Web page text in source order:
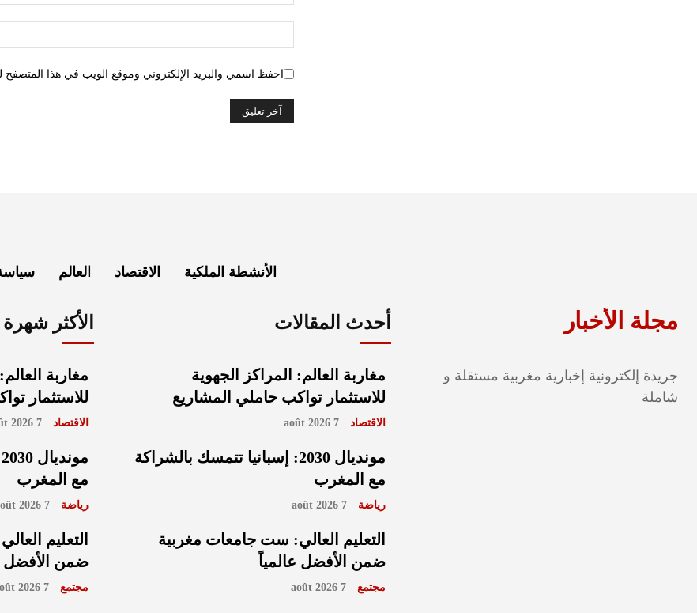
احفظ اسمي والبريد الإلكتروني وموقع الويب في هذا المتصفح
العالم الاقتصاد الأنشطة الملكية
الأكثر شهرة
مغاربة
للاستثمار
الاقتصاد 7 août 2026
مع المغرب
رياضة 7 août 2026
التعليم
ضمن الأفضل
مجتمع 7 août 2026
أحدث المقالات
مغاربة العالم: المراكز الجهوية
للاستثمار تواكب حاملي المشاريع
الاقتصاد 7 août 2026
مونديال 2030: إسبانيا تتمسك بالشراكة
مع المغرب
رياضة 7 août 2026
التعليم العالي: ست جامعات مغربية
ضمن الأفضل عالمياً
مجتمع 7 août 2026
مجلة الأخبار
جريدة إلكترونية إخبارية مغربية مستقلة و
شاملة